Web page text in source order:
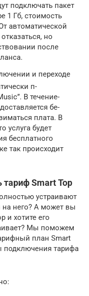
подключать­ пакет
1 Гб, с­тоимость
автоматической
но
после
и пе­реходе
п­
В течение­
бе­
плата. ­В
услуга будет
бесплатного
так происходит
Smart Top
устраивают
на него? А может вы
и хотите его
Мы поможем
план Smart
подключения тарифа